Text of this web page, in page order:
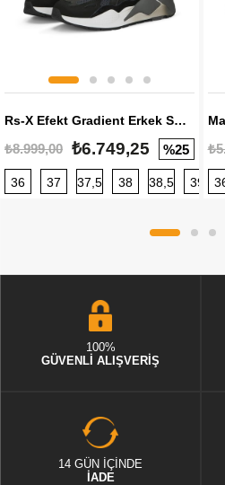
Rs-X Efekt Gradient Erkek Sneaker
₺8.999,00 ₺6.749,25 %25
36 37 37,5 38 38,5 39
100%
GÜVENLİ ALIŞVERİŞ
14 GÜN İÇİNDE
İADE